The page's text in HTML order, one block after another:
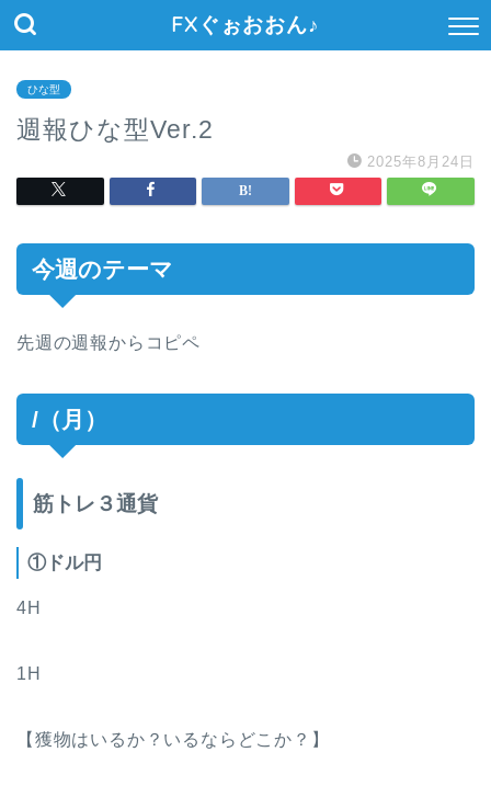
FXぐぉおおん♪
ひな型
週報ひな型Ver.2
2025年8月24日
今週のテーマ
先週の週報からコピペ
/（月）
筋トレ３通貨
①ドル円
4H
1H
【獲物はいるか？いるならどこか？】